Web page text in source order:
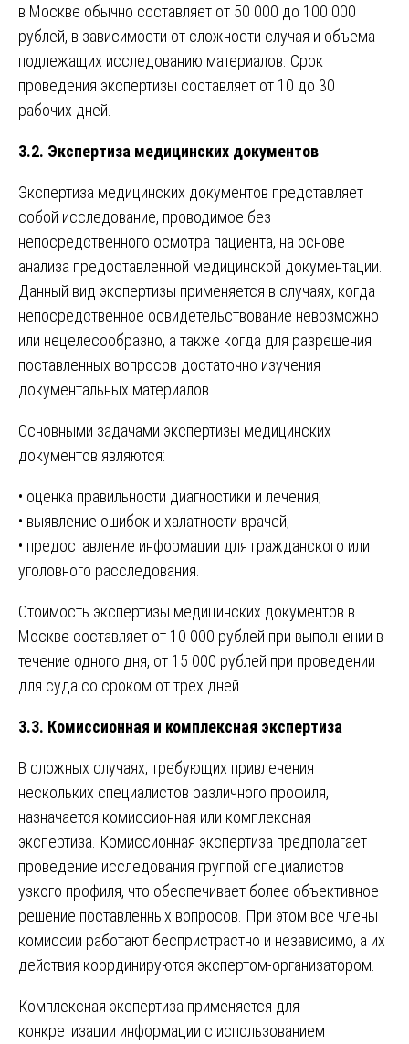
в Москве обычно составляет от 50 000 до 100 000
рублей, в зависимости от сложности случая и объема
подлежащих исследованию материалов. Срок
проведения экспертизы составляет от 10 до 30
рабочих дней.
3.2. Экспертиза медицинских документов
Экспертиза медицинских документов представляет
собой исследование, проводимое без
непосредственного осмотра пациента, на основе
анализа предоставленной медицинской документации.
Данный вид экспертизы применяется в случаях, когда
непосредственное освидетельствование невозможно
или нецелесообразно, а также когда для разрешения
поставленных вопросов достаточно изучения
документальных материалов.
Основными задачами экспертизы медицинских
документов являются:
• оценка правильности диагностики и лечения;
• выявление ошибок и халатности врачей;
• предоставление информации для гражданского или
уголовного расследования.
Стоимость экспертизы медицинских документов в
Москве составляет от 10 000 рублей при выполнении в
течение одного дня, от 15 000 рублей при проведении
для суда со сроком от трех дней.
3.3. Комиссионная и комплексная экспертиза
В сложных случаях, требующих привлечения
нескольких специалистов различного профиля,
назначается комиссионная или комплексная
экспертиза. Комиссионная экспертиза предполагает
проведение исследования группой специалистов
узкого профиля, что обеспечивает более объективное
решение поставленных вопросов. При этом все члены
комиссии работают беспристрастно и независимо, а их
действия координируются экспертом-организатором.
Комплексная экспертиза применяется для
конкретизации информации с использованием